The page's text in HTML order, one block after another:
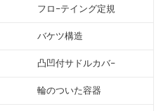
フロ−テイング定規
バケツ構造
凸凹付サドルカバ−
輪のついた容器